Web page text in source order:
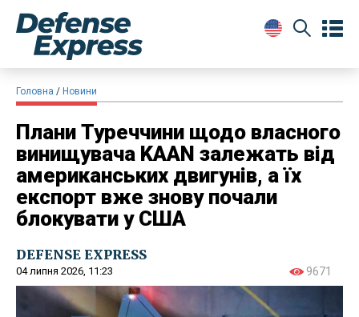
Головна Новини
Плани Туреччини щодо власного
винищувача KAAN залежать від
американських двигунів, а їх
експорт вже знову почали
блокувати у США
DEFENSE EXPRESS
04 липня 2026, 11:23 9671